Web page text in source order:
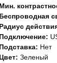
Мин.
Беспроводная
Радиус
Подключение:
Подставка: Нет
Цвет: Зеленый